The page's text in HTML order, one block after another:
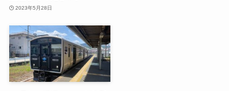
2023年5月28日